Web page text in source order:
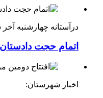
درآستانه چهارشنبه
اتمام حجت
اخبار شهرستان: